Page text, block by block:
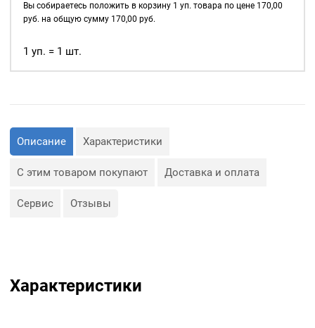
уп.
шт,
Вы собираетесь положить в корзину 1 уп. товара по цене 170,00
руб. на общую сумму 170,00 руб.
1 уп. = 1 шт.
Описание Характеристики
С этим товаром покупают Доставка и оплата
Сервис Отзывы
Характеристики